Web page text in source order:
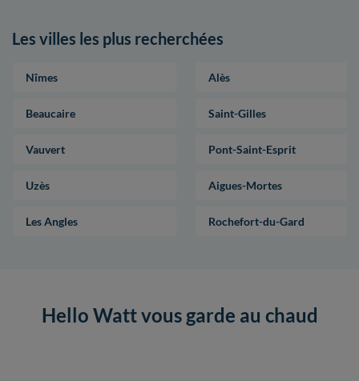
Les villes les plus recherchées
Nîmes Alès
Beaucaire Saint-Gilles
Vauvert Pont-Saint-Esprit
Uzès Aigues-Mortes
Les Angles Rochefort-du-Gard
Hello Watt vous garde au chaud